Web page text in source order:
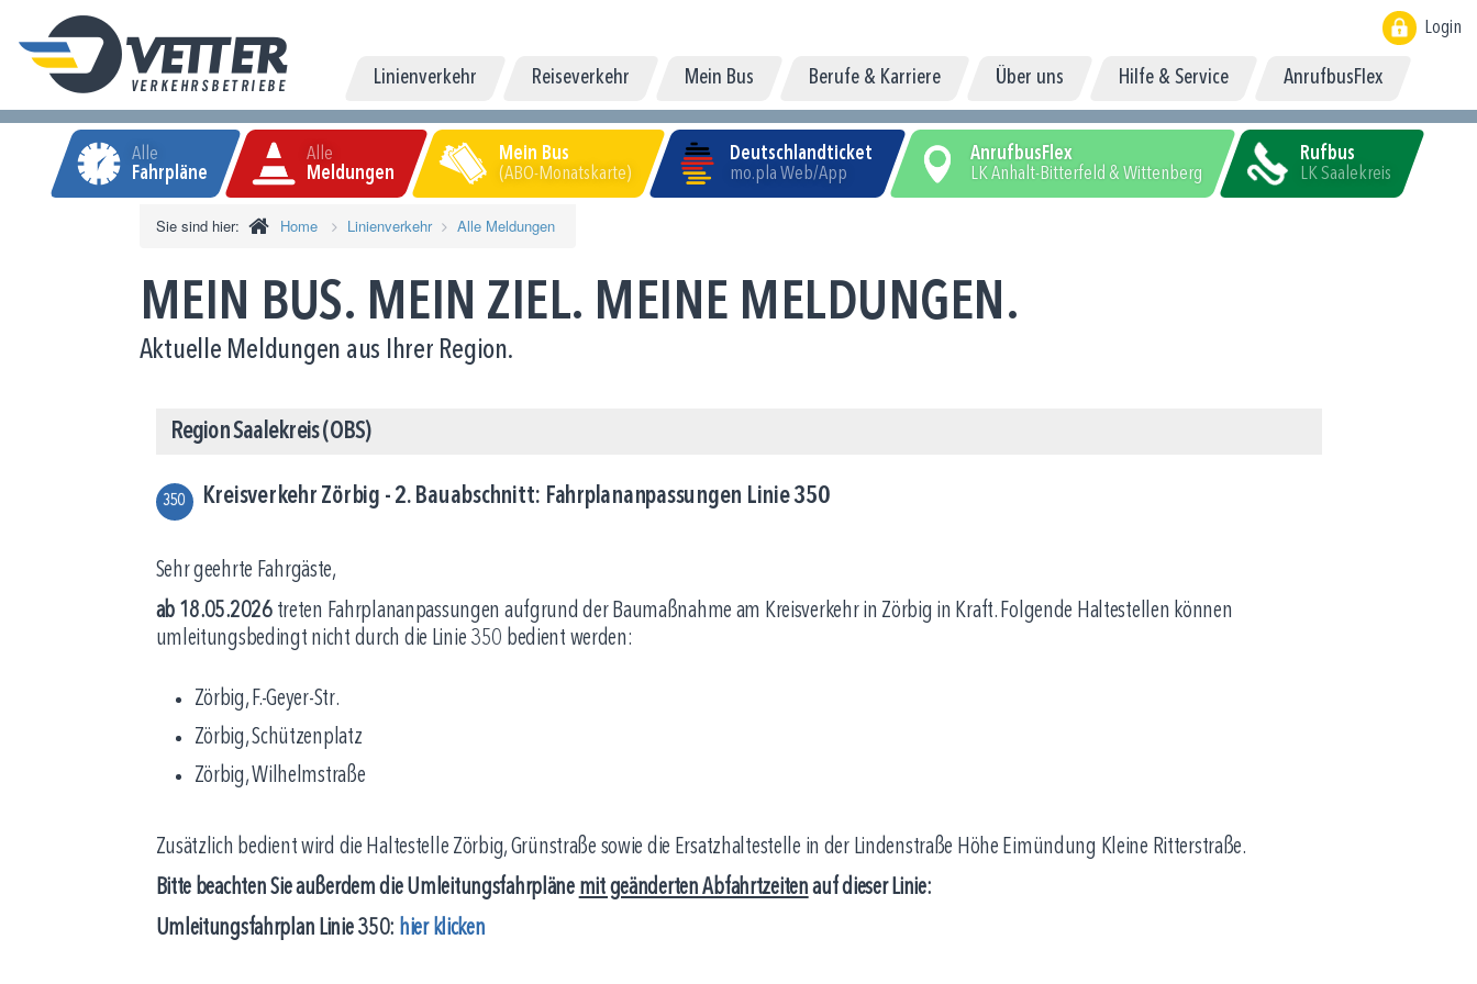
Login
Linienverkehr Reiseverkehr Mein Bus Berufe & Karriere Über uns Hilfe & Service AnrufbusFlex
Alle
Fahrpläne
Alle
Meldungen
Mein Bus
(ABO-Monatskarte)
Deutschlandticket
mo.pla Web/App
AnrufbusFlex
LK Anhalt-Bitterfeld & Wittenberg
Rufbus
LK Saalekreis
Sie sind hier: Home Linienverkehr Alle Meldungen
MEIN BUS. MEIN ZIEL. MEINE MELDUNGEN.
Aktuelle Meldungen aus Ihrer Region.
Region Saalekreis (OBS)
350 Kreisverkehr Zörbig - 2. Bauabschnitt: Fahrplananpassungen Linie 350
Sehr geehrte Fahrgäste,
ab 18.05.2026treten Fahrplananpassungen aufgrund der Baumaßnahme am Kreisverkehr in Zörbig in Kraft. Folgende Haltestellen können
umleitungsbedingt nicht durch die Linie 350 bedient werden:
Zörbig, F.-Geyer-Str.
Zörbig, Schützenplatz
Zörbig, Wilhelmstraße
Zusätzlich bedient wird die Haltestelle Zörbig, Grünstraße sowie die Ersatzhaltestelle in der Lindenstraße Höhe Eimündung Kleine Ritterstraße.
Bitte beachten Sie außerdem die Umleitungsfahrpläne mit geänderten Abfahrtzeitenauf dieser Linie:
Umleitungsfahrplan Linie 350: hier klicken